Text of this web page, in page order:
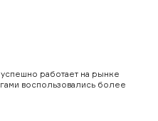
работает на рынке
воспользовались более